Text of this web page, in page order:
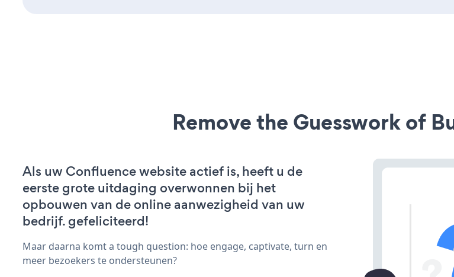
Remove the Guesswork of
Als uw Confluence website actief is, heeft u de
eerste grote uitdaging overwonnen bij het
opbouwen van de online aanwezigheid van uw
bedrijf. gefeliciteerd!
Maar daarna komt a tough question: hoe engage, captivate, turn en
meer bezoekers te ondersteunen?